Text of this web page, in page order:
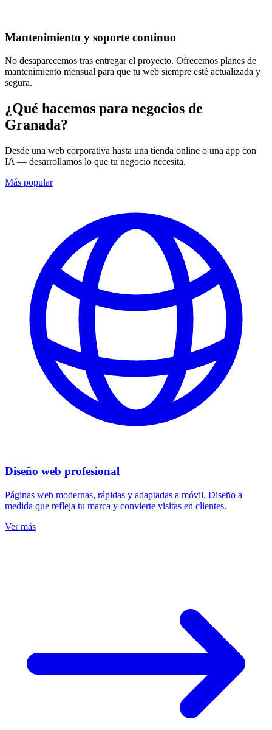
Mantenimiento y soporte continuo
No desaparecemos tras entregar el proyecto. Ofrecemos planes de
mantenimiento mensual para que tu web siempre esté actualizada y
segura.
¿Qué hacemos para negocios de
Granada?
Desde una web corporativa hasta una tienda online o una app con
IA — desarrollamos lo que tu negocio necesita.
Más popular
Diseño web profesional
Páginas web modernas, rápidas y adaptadas a móvil. Diseño a
medida que refleja tu marca y convierte visitas en clientes.
Ver más